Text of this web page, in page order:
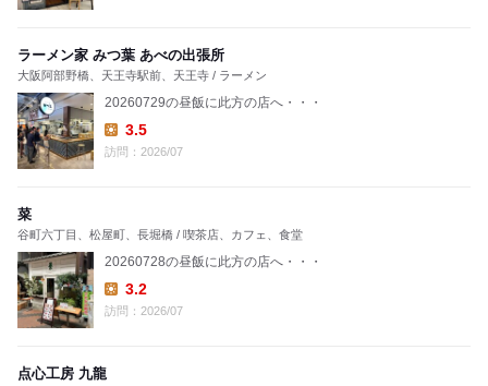
ラーメン家 みつ葉 あべの出張所
大阪阿部野橋、天王寺駅前、天王寺 / ラーメン
20260729の昼飯に此方の店へ・・・
Lunch:
3.5
訪問：2026/07
菜
谷町六丁目、松屋町、長堀橋 / 喫茶店、カフェ、食堂
20260728の昼飯に此方の店へ・・・
Lunch:
3.2
訪問：2026/07
点心工房 九龍